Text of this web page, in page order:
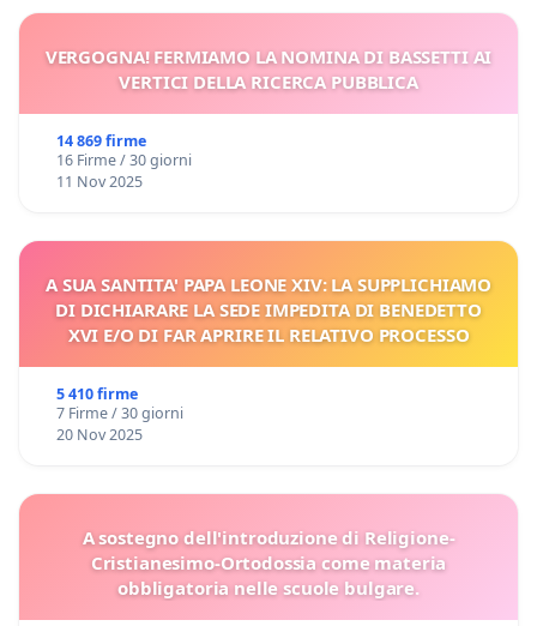
VERGOGNA! FERMIAMO LA NOMINA DI BASSETTI AI
VERTICI DELLA RICERCA PUBBLICA
14 869 firme
16 Firme / 30 giorni
11 Nov 2025
A SUA SANTITA' PAPA LEONE XIV: LA SUPPLICHIAMO
DI DICHIARARE LA SEDE IMPEDITA DI BENEDETTO
XVI E/O DI FAR APRIRE IL RELATIVO PROCESSO
5 410 firme
7 Firme / 30 giorni
20 Nov 2025
A sostegno dell'introduzione di Religione-
Cristianesimo-Ortodossia come materia
obbligatoria nelle scuole bulgare.